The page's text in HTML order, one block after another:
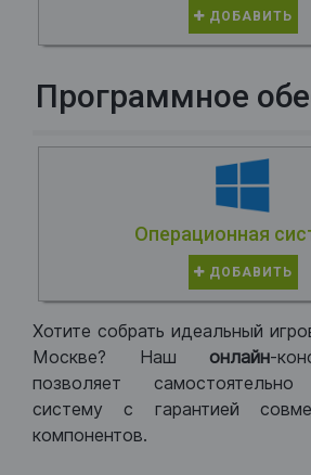
ДОБАВИТЬ
Программное
Операционная
ДОБАВИТЬ
Хотите собрать идеальный
Москве? Нашонлайн-
позволяет самостоятельно
систему с гарантией
компонентов.